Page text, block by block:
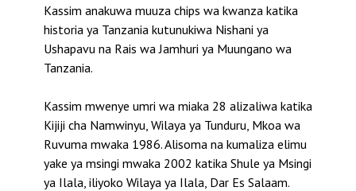
Kassim anakuwa muuza chips wa kwanza katika
historia ya Tanzania kutunukiwa Nishani ya
Ushapavu na Rais wa Jamhuri ya Muungano wa
Tanzania.
Kassim mwenye umri wa miaka 28 alizaliwa katika
Kijiji cha Namwinyu, Wilaya ya Tunduru, Mkoa wa
Ruvuma mwaka 1986. Alisoma na kumaliza elimu
yake ya msingi mwaka 2002 katika Shule ya Msingi
ya Ilala, iliyoko Wilaya ya Ilala, Dar Es Salaam.